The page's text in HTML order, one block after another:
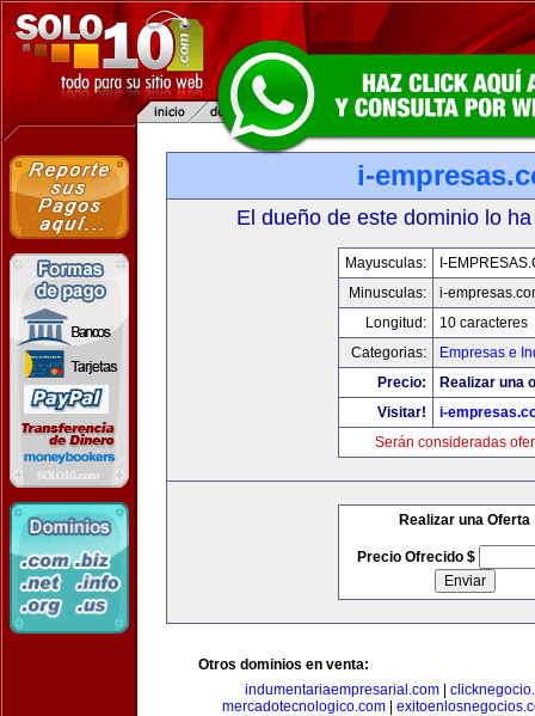
i-
El dueño de este dominio lo
Mayusculas:
I-
Minusculas:
i-
Longitud:
10 caracteres
Categorias:
Empresas e
Precio:
Realizar una
Visitar!
i-
Serán consideradas
Realizar una Oferta
Precio Ofrecido $
Otros dominios en venta:
indumentariaempresarial.com
mercadotecnologico.com